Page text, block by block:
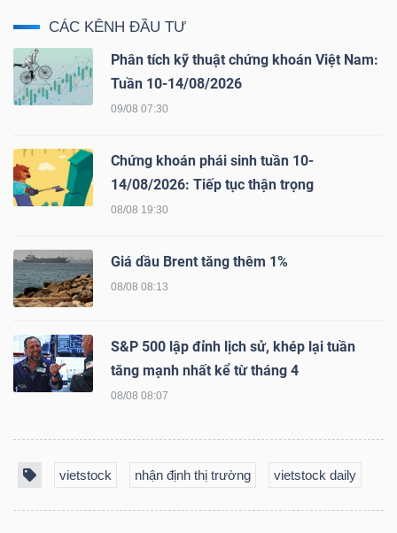
CÁC KÊNH ĐẦU TƯ
Phân tích kỹ thuật chứng khoán Việt Nam:
Tuần 10-14/08/2026
09/08 07:30
Chứng khoán phái sinh tuần 10-
14/08/2026: Tiếp tục thận trọng
08/08 19:30
Giá dầu Brent tăng thêm 1%
08/08 08:13
S&P 500 lập đỉnh lịch sử, khép lại tuần
tăng mạnh nhất kể từ tháng 4
08/08 08:07
vietstock nhận định thị trường vietstock daily
Truyền
thông
tài
chính
tài
chính